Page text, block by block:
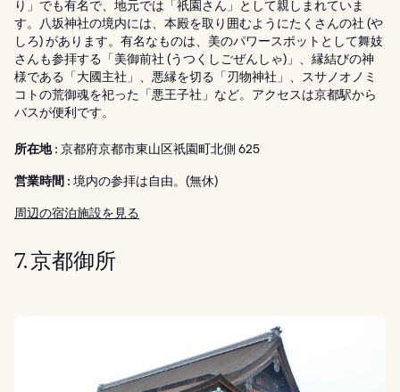
り」でも有名で、地元では「祇園さん」として親しまれていま
す。八坂神社の境内には、本殿を取り囲むようにたくさんの社 (や
しろ) があります。有名なものは、美のパワースポットとして舞妓
さんも参拝する「美御前社 (うつくしごぜんしゃ)」、縁結びの神
様である「大國主社」、悪縁を切る「刃物神社」、スサノオノミ
コトの荒御魂を祀った「悪王子社」など。アクセスは京都駅から
バスが便利です。
所在地 : 京都府京都市東山区祇園町北側 625
営業時間 : 境内の参拝は自由。(無休)
周辺の宿泊施設を見る
7. 京都御所